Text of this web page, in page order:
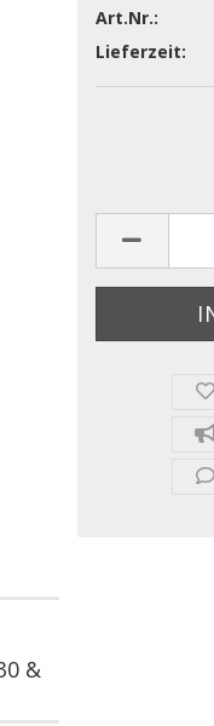
Passwort vergessen?
Art.Nr.:
Lieferzeit:
&